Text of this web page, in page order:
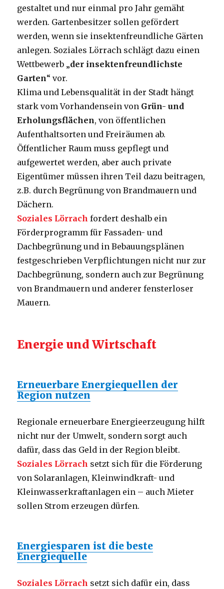
gestaltet und nur einmal pro Jahr gemäht
werden. Gartenbesitzer sollen gefördert
werden, wenn sie insektenfreundliche Gärten
anlegen. Soziales Lörrach schlägt dazu einen
Wettbewerb „der insektenfreundlichste
Garten“ vor.
Klima und Lebensqualität in der Stadt hängt
stark vom Vorhandensein von Grün- und
Erholungsflächen, von öffentlichen
Aufenthaltsorten und Freiräumen ab.
Öffentlicher Raum muss gepflegt und
aufgewertet werden, aber auch private
Eigentümer müssen ihren Teil dazu beitragen,
z.B. durch Begrünung von Brandmauern und
Dächern.
Soziales Lörrach fordert deshalb ein
Förderprogramm für Fassaden- und
Dachbegrünung und in Bebauungsplänen
festgeschrieben Verpflichtungen nicht nur zur
Dachbegrünung, sondern auch zur Begrünung
von Brandmauern und anderer fensterloser
Mauern.
Energie und Wirtschaft
Erneuerbare Energiequellen der
Region nutzen
Regionale erneuerbare Energieerzeugung hilft
nicht nur der Umwelt, sondern sorgt auch
dafür, dass das Geld in der Region bleibt.
Soziales Lörrach setzt sich für die Förderung
von Solaranlagen, Kleinwindkraft- und
Kleinwasserkraftanlagen ein – auch Mieter
sollen Strom erzeugen dürfen.
Energiesparen ist die beste
Energiequelle
Soziales Lörrach setzt sich dafür ein, dass